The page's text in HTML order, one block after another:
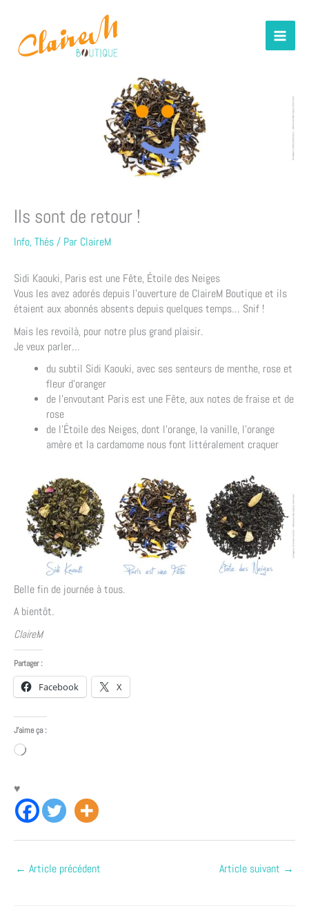
contenu
Ils sont de retour !
Info, Thés / Par ClaireM
Sidi Kaouki, Paris est une Fête, Étoile des Neiges
Vous les avez adorés depuis l’ouverture de ClaireM Boutique et ils
étaient aux abonnés absents depuis quelques temps… Snif !
Mais les revoilà, pour notre plus grand plaisir.
Je veux parler…
du subtil Sidi Kaouki, avec ses senteurs de menthe, rose et
fleur d’oranger
de l’envoutant Paris est une Fête, aux notes de fraise et de
rose
de l’Étoile des Neiges, dont l’orange, la vanille, l’orange
amère et la cardamome nous font littéralement craquer
Belle fin de journée à tous.
A bientôt.
ClaireM
Partager :
Facebook X
J’aime ça :
Chargement…
♥
← Article précédent Article suivant →